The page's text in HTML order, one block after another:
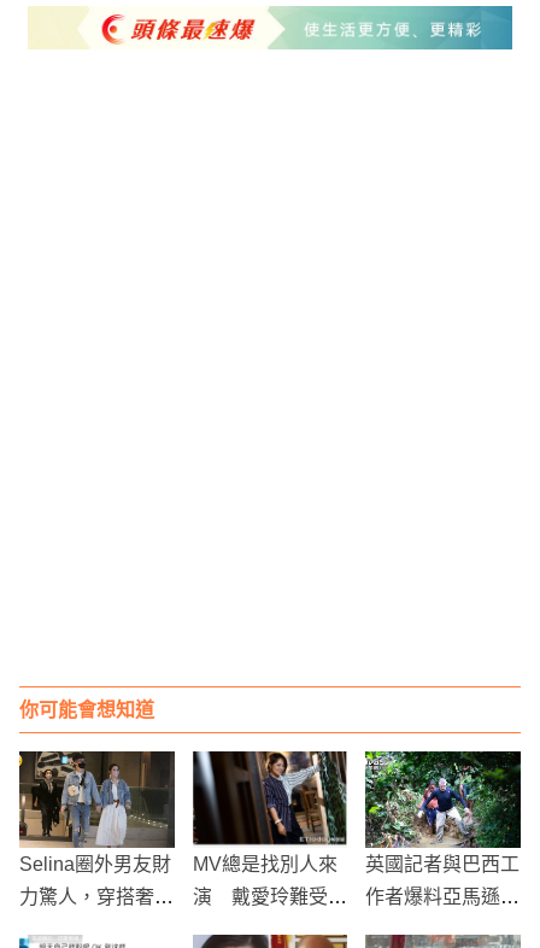
你可能會想知道
Selina圈外男友財
力驚人，穿搭奢
華，全身貴氣，兩
MV總是找別人來
演 戴愛玲難受
「我有很醜嗎」
英國記者與巴西工
作者爆料亞馬遜盜
獵、販毒後竟失